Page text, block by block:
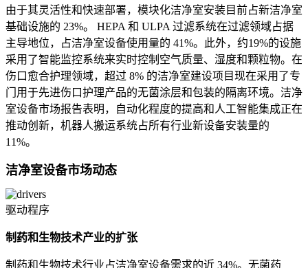
由于其灵活性和快速部署，模块化洁净室安装目前占新洁净室
基础设施的 23%。 HEPA 和 ULPA 过滤系统在过滤领域占据
主导地位，占洁净室设备使用量的 41%。此外，约19%的设施
采用了智能监控系统来实时控制空气质量、湿度和颗粒物。在
伤口愈合护理领域，超过 8% 的洁净室建设项目现在采用了专
门用于先进伤口护理产品的无菌涂层和包装的隔离环境。洁净
室设备市场报告表明，自动化程度的提高和人工智能集成正在
推动创新，机器人搬运系统占所有行业新设备安装量的
11%。
洁净室设备市场动态
驱动程序
制药和生物技术产业的扩张
制药和生物技术行业占洁净室设备需求的近 34%。无菌药